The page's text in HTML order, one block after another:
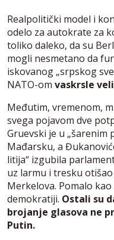
Realpolitički model i
odelo za autokrate za
toliko daleko, da su
mogli nesmetano da
iskovanog „srpskog
NATO-om vaskrsle
Međutim, vremenom,
svega pojavom dve
Gruevski je u „šarenim
Mađarsku, a
litija“ izgubila
uz larmu i tresku
Merkelova. Pomalo
demokratiji. Ostali su
brojanje glasova ne
Putin.